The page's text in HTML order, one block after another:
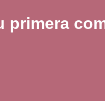
primera